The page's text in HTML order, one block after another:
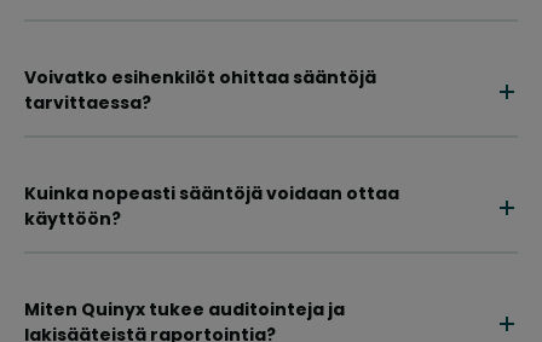
Voivatko esihenkilöt ohittaa sääntöjä
tarvittaessa?
Kuinka nopeasti sääntöjä voidaan ottaa
käyttöön?
Miten Quinyx tukee auditointeja ja
lakisääteistä raportointia?